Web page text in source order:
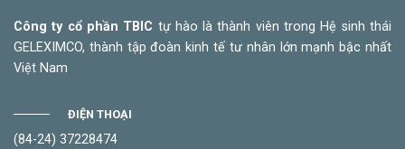
Công ty cổ phần TBIC tự hào là thành viên trong Hệ sinh thái
GELEXIMCO, thành tập đoàn kinh tế tư nhân lớn mạnh bậc nhất
Việt Nam
ĐIỆN THOẠI
(84-24) 37228474